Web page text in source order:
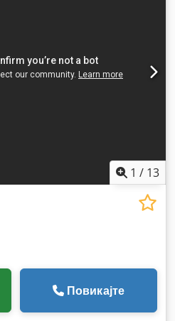
1 / 13
Повикајте